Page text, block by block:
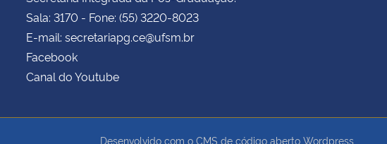
Sala: 3170 - Fone: (55) 3220-8023
E-mail: secretariapg.ce@ufsm.br
Facebook
Canal do Youtube
Desenvolvido com o CMS de código aberto Wordpress